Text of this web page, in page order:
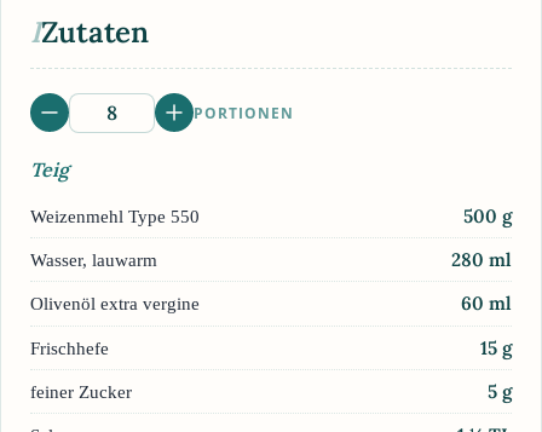
IZutaten
PORTIONEN
Teig
Weizenmehl Type 550 500 g
Wasser, lauwarm 280 ml
Olivenöl extra vergine 60 ml
Frischhefe 15 g
feiner Zucker 5 g